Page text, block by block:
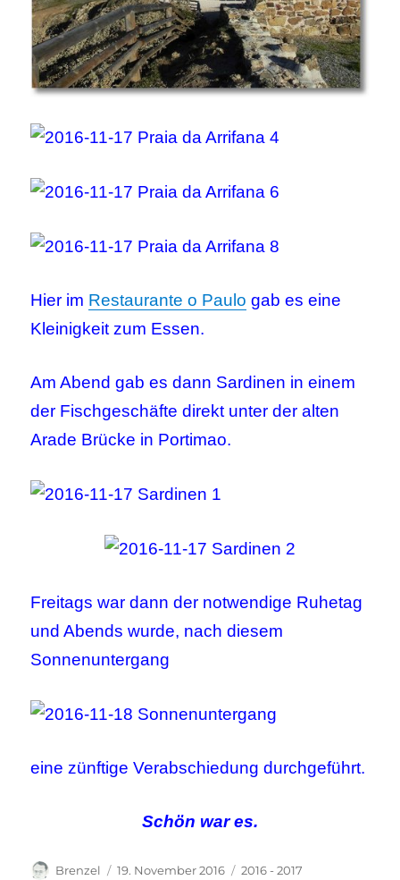
Hier im Restaurante o Paulo gab es eine
Kleinigkeit zum Essen.
Am Abend gab es dann Sardinen in einem
der Fischgeschäfte direkt unter der alten
Arade Brücke in Portimao.
Freitags war dann der notwendige Ruhetag
und Abends wurde, nach diesem
Sonnenuntergang
eine zünftige Verabschiedung durchgeführt.
Schön war es.
Autor
Brenzel
Veröffentlicht
19. November 2016 Kategorien
2016 - 2017